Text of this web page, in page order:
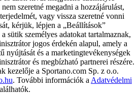
szeretné megadni a hozzájárulást,
vagy vissza szeretné vonni
kérjük, lépjen a „Beállítások”
sütik személyes adatokat tartalmaznak,
jogos érdekén alapul, amely a
nyújtását és a marketingtevékenységek
és megbízható partnerei részére.
kezelője a Sportano.com Sp. z o.o.
. További információk a Adatvédelmi